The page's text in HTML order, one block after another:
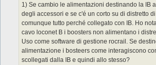
1) Se cambio le alimentazioni destinando la IB
degli accessori e se c'é un corto su di distretto
comunque tutto perché collegato con IB. Ho
cavo loconet B i boosters non alimentano i
Uso come software di gestione rocrail. Se
alimentazione i bosteers come interagiscono
scollegati dalla IB e quindi allo stesso?